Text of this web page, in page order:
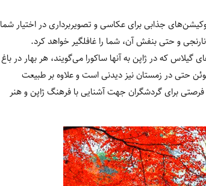
جذابی برای عکاسی و تصویربرداری در اختیار شما
و حتی بنفش آن، شما را غافلگیر خواهد کرد.
که در ژاپن به آنها ساکورا می‌گویند، هر بهار در باغ
حتی در زمستان نیز دیدنی است و علاوه بر طبیعت
فرصتی برای گردشگران جهت آشنایی با فرهنگ ژاپن و هنر